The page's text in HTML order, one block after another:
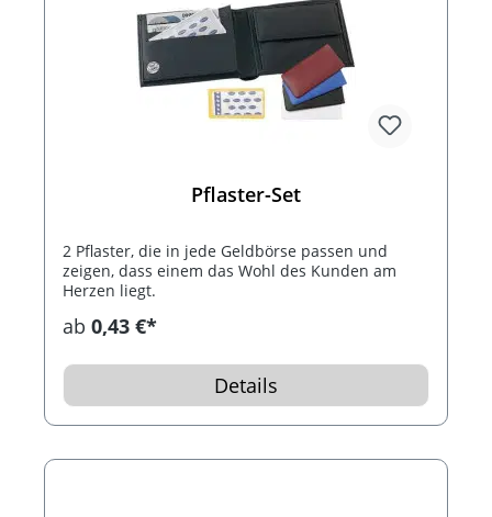
Pflaster-Set
2 Pflaster, die in jede Geldbörse passen und
zeigen, dass einem das Wohl des Kunden am
Herzen liegt.
ab 0,43 €*
Details